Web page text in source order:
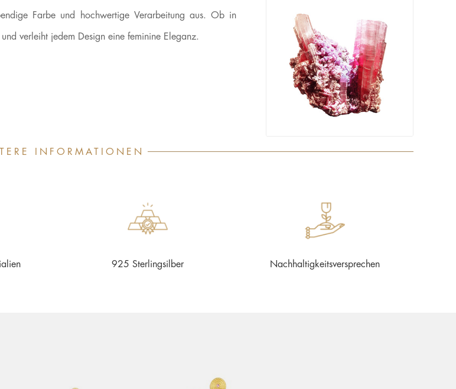
Farbe und hochwertige Verarbeitung aus. Ob in
verleiht jedem Design eine feminine Eleganz.
INFORMATIONEN
925 Sterlingsilber Nachhaltigkeitsversprechen